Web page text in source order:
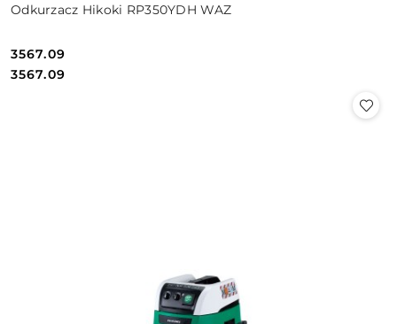
Odkurzacz Hikoki RP350YDH WAZ
Cena:
3567.09
Cena:
3567.09